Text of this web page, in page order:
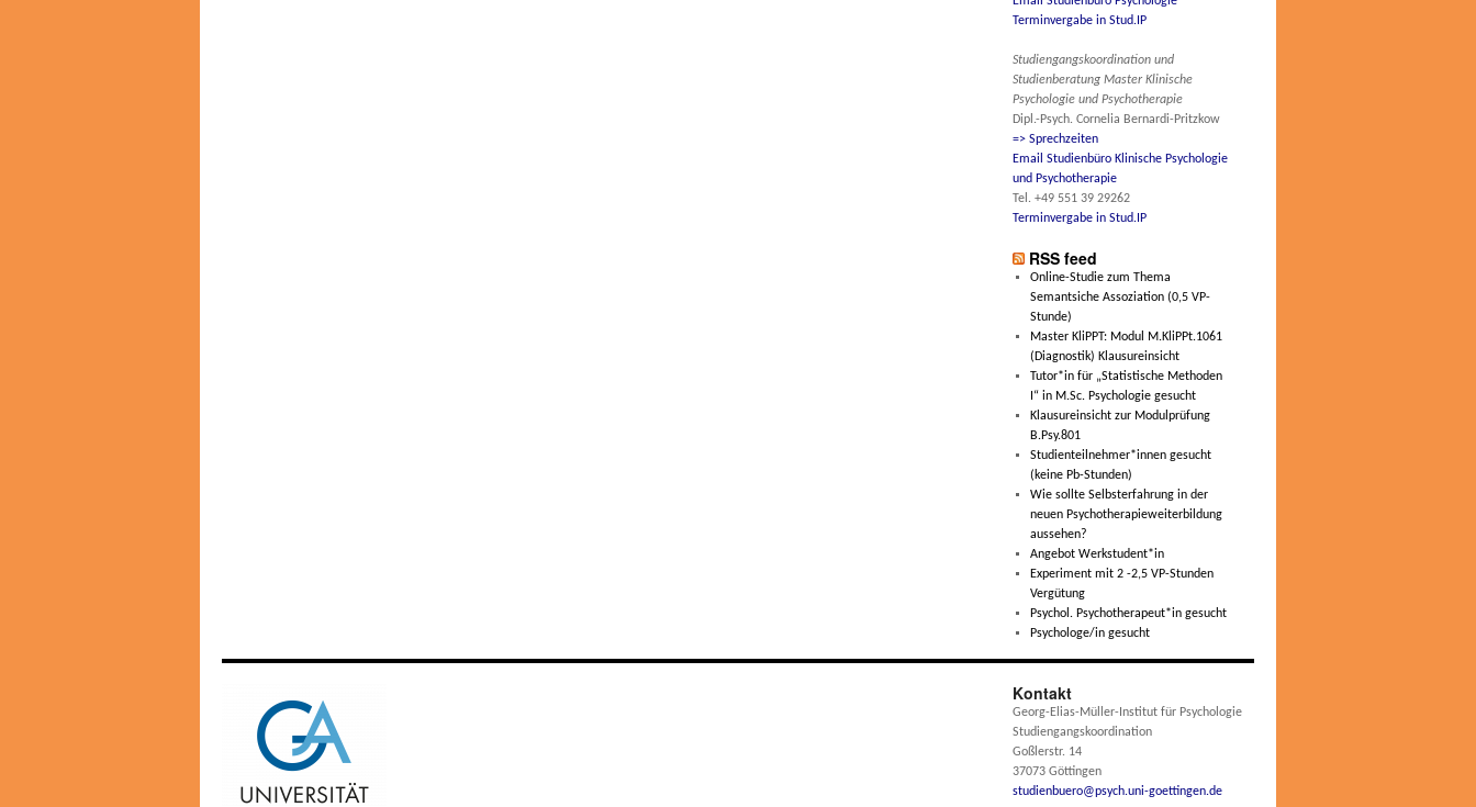
Terminvergabe in Stud.IP
Studiengangskoordination und
Studienberatung Master Klinische
Psychologie und Psychotherapie
Dipl.-Psych. Cornelia Bernardi-Pritzkow
=> Sprechzeiten
Email Studienbüro Klinische Psychologie
und Psychotherapie
Tel. +49 551 39 29262
Terminvergabe in Stud.IP
RSS feed
Online-Studie zum Thema
Semantsiche Assoziation (0,5 VP-
Stunde)
Master KliPPT: Modul M.KliPPt.1061
(Diagnostik) Klausureinsicht
Tutor*in für „Statistische Methoden
I“ in M.Sc. Psychologie gesucht
Klausureinsicht zur Modulprüfung
B.Psy.801
Studienteilnehmer*innen gesucht
(keine Pb-Stunden)
Wie sollte Selbsterfahrung in der
neuen Psychotherapieweiterbildung
aussehen?
Angebot Werkstudent*in
Experiment mit 2 -2,5 VP-Stunden
Vergütung
Psychol. Psychotherapeut*in gesucht
Psychologe/in gesucht
Kontakt
Georg-Elias-Müller-Institut für Psychologie
Studiengangskoordination
Goßlerstr. 14
37073 Göttingen
studienbuero@psych.uni-goettingen.de